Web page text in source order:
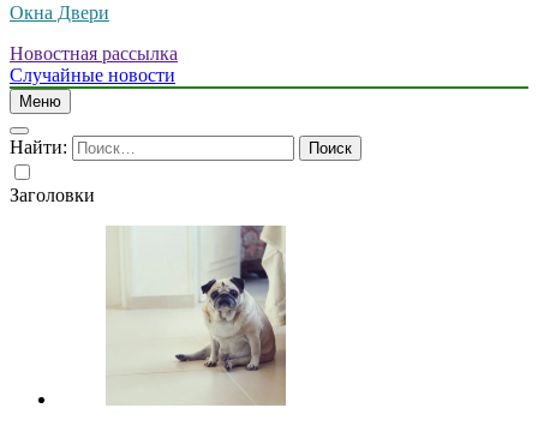
Окна Двери
Новостная рассылка
Случайные новости
Меню
Найти:
Заголовки